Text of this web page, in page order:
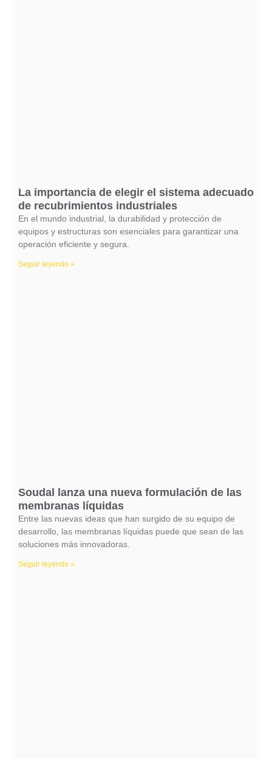
La importancia de elegir el sistema adecuado
de recubrimientos industriales
En el mundo industrial, la durabilidad y protección de
equipos y estructuras son esenciales para garantizar una
operación eficiente y segura.
Seguir leyendo »
Soudal lanza una nueva formulación de las
membranas líquidas
Entre las nuevas ideas que han surgido de su equipo de
desarrollo, las membranas líquidas puede que sean de las
soluciones más innovadoras.
Seguir leyendo »